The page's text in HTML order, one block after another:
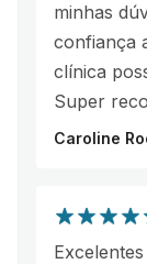
minhas
confiança
clínica
Super
Caroline